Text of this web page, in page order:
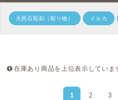
天然石彫刻（彫り物） イルカ
在庫あり商品を上位表示していま
1 2 3